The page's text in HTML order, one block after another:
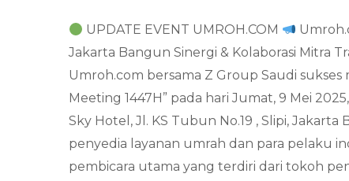
UPDATE EVENT UMROH.COM
Jakarta Bangun Sinergi & Kolaborasi Mitra
Umroh.com bersama Z Group Saudi
Meeting 1447H” pada hari Jumat, 9 Mei
Sky Hotel, Jl. KS Tubun No.19 , Slipi,
penyedia layanan umrah dan para pelaku
pembicara utama yang terdiri dari tokoh